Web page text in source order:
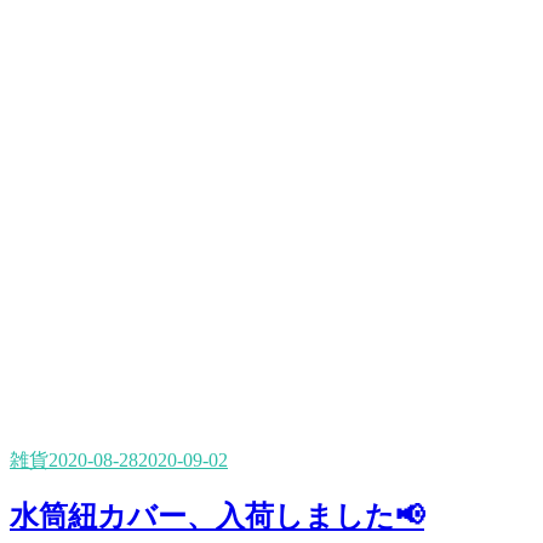
雑貨2020-08-282020-09-02
水筒紐カバー、入荷しました📢